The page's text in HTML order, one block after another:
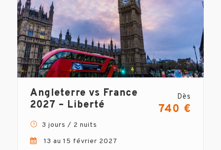
Angleterre vs France
2027 – Liberté
Dès
740 €
3 jours / 2 nuits
13 au 15 février 2027